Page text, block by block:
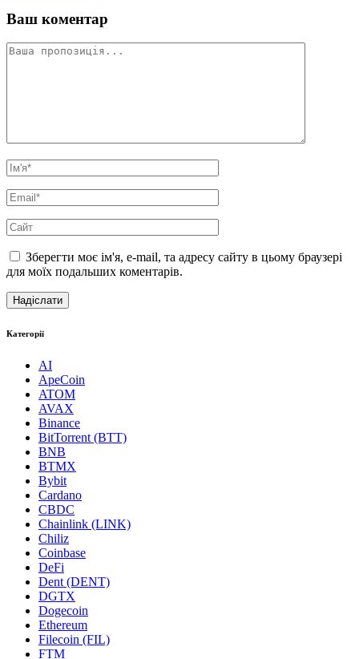
Ваш коментар
Зберегти моє ім'я, e-mail, та адресу сайту в цьому браузері
для моїх подальших коментарів.
Категорії
AI
ApeCoin
ATOM
AVAX
Binance
BitTorrent (BTT)
BNB
BTMX
Bybit
Cardano
CBDC
Chainlink (LINK)
Chiliz
Coinbase
DeFi
Dent (DENT)
DGTX
Dogecoin
Ethereum
Filecoin (FIL)
FTM